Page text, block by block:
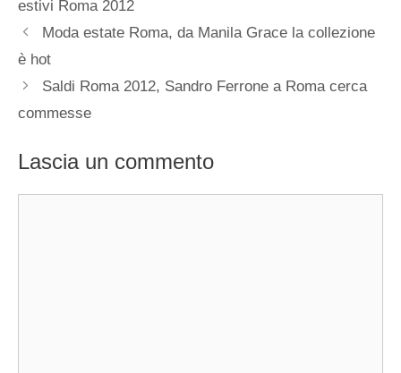
estivi Roma 2012
Moda estate Roma, da Manila Grace la collezione
è hot
Saldi Roma 2012, Sandro Ferrone a Roma cerca
commesse
Lascia un commento